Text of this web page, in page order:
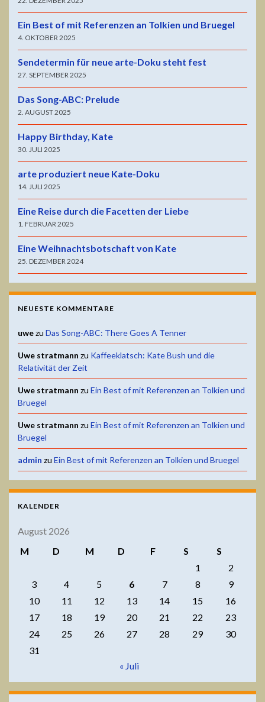
Ein Best of mit Referenzen an Tolkien und Bruegel
4. OKTOBER 2025
Sendetermin für neue arte-Doku steht fest
27. SEPTEMBER 2025
Das Song-ABC: Prelude
2. AUGUST 2025
Happy Birthday, Kate
30. JULI 2025
arte produziert neue Kate-Doku
14. JULI 2025
Eine Reise durch die Facetten der Liebe
1. FEBRUAR 2025
Eine Weihnachtsbotschaft von Kate
25. DEZEMBER 2024
NEUESTE KOMMENTARE
uwezu Das Song-ABC: There Goes A Tenner
Uwe stratmann zu Kaffeeklatsch: Kate Bush und die
Relativität der Zeit
Uwe stratmann zu Ein Best of mit Referenzen an Tolkien und
Bruegel
Uwe stratmann zu Ein Best of mit Referenzen an Tolkien und
Bruegel
admin zu Ein Best of mit Referenzen an Tolkien und Bruegel
KALENDER
August 2026
M
D M D F S
S
1
2
3
4 5 6 7 8
9
10
11 12 13 14 15
16
17
18 19 20 21 22
23
24
25 26 27 28 29
30
31
« Juli